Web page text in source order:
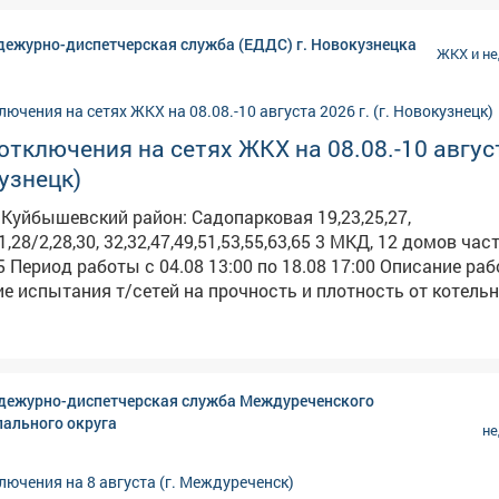
диспетчерская служба (ЕДДС) г. Новокузнецка ЖКХ и
на сетях ЖКХ на 08.08.-10
32,32,47,49,51,53,55,63,65 3 МКД, 12 домов частного
испытания т/сетей на прочность и плотность от
район:
2,2а,3,5а,9,10,11,11б,13,15,17 10 МКД, 1 дом частного
от котельной Абагуровский разъезд №2
район: Запорожская, 15а 1 МКД
1 МКД Период работы
диспетчерская служба Междуреченского
округа